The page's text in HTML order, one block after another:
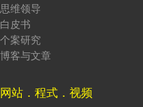
思维领导
白皮书
个案研究
博客与文章
网站．程式．视频